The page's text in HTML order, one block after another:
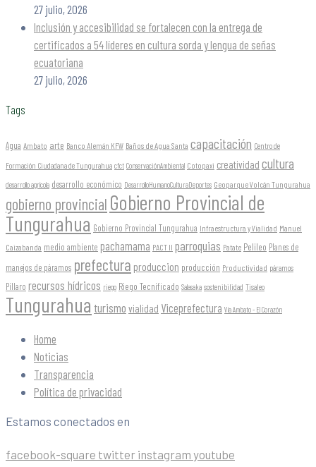
27 julio, 2026
Inclusión y accesibilidad se fortalecen con la entrega de
certificados a 54 líderes en cultura sorda y lengua de señas
ecuatoriana
27 julio, 2026
Tags
Agua Ambato arte Banco Alemán KFW Baños de Agua Santa capacitación Centro de
Formación Ciudadana de Tungurahua cfct ConservaciónAmbiental Cotopaxi creatividad cultura
desarrollo agrícola desarrollo económico DesarrolloHumanoCulturaDeportes Geoparque Volcán Tungurahua
gobierno provincial Gobierno Provincial de
Tungurahua Gobierno Provincial Tungurahua Infraestructura y Vialidad Manuel
Caizabanda medio ambiente pachamama PACT II parroquias Patate Pelileo Planes de
manejos de páramos prefectura produccion producción Productividad páramos
Píllaro recursos hídricos riego Riego Tecnificado Salasaka sostenibilidad Tisaleo
Tungurahua turismo vialidad Viceprefectura Vía Ambato - El Corazón
Home
Noticias
Transparencia
Política de privacidad
Estamos conectados en
facebook-square twitter instagram youtube